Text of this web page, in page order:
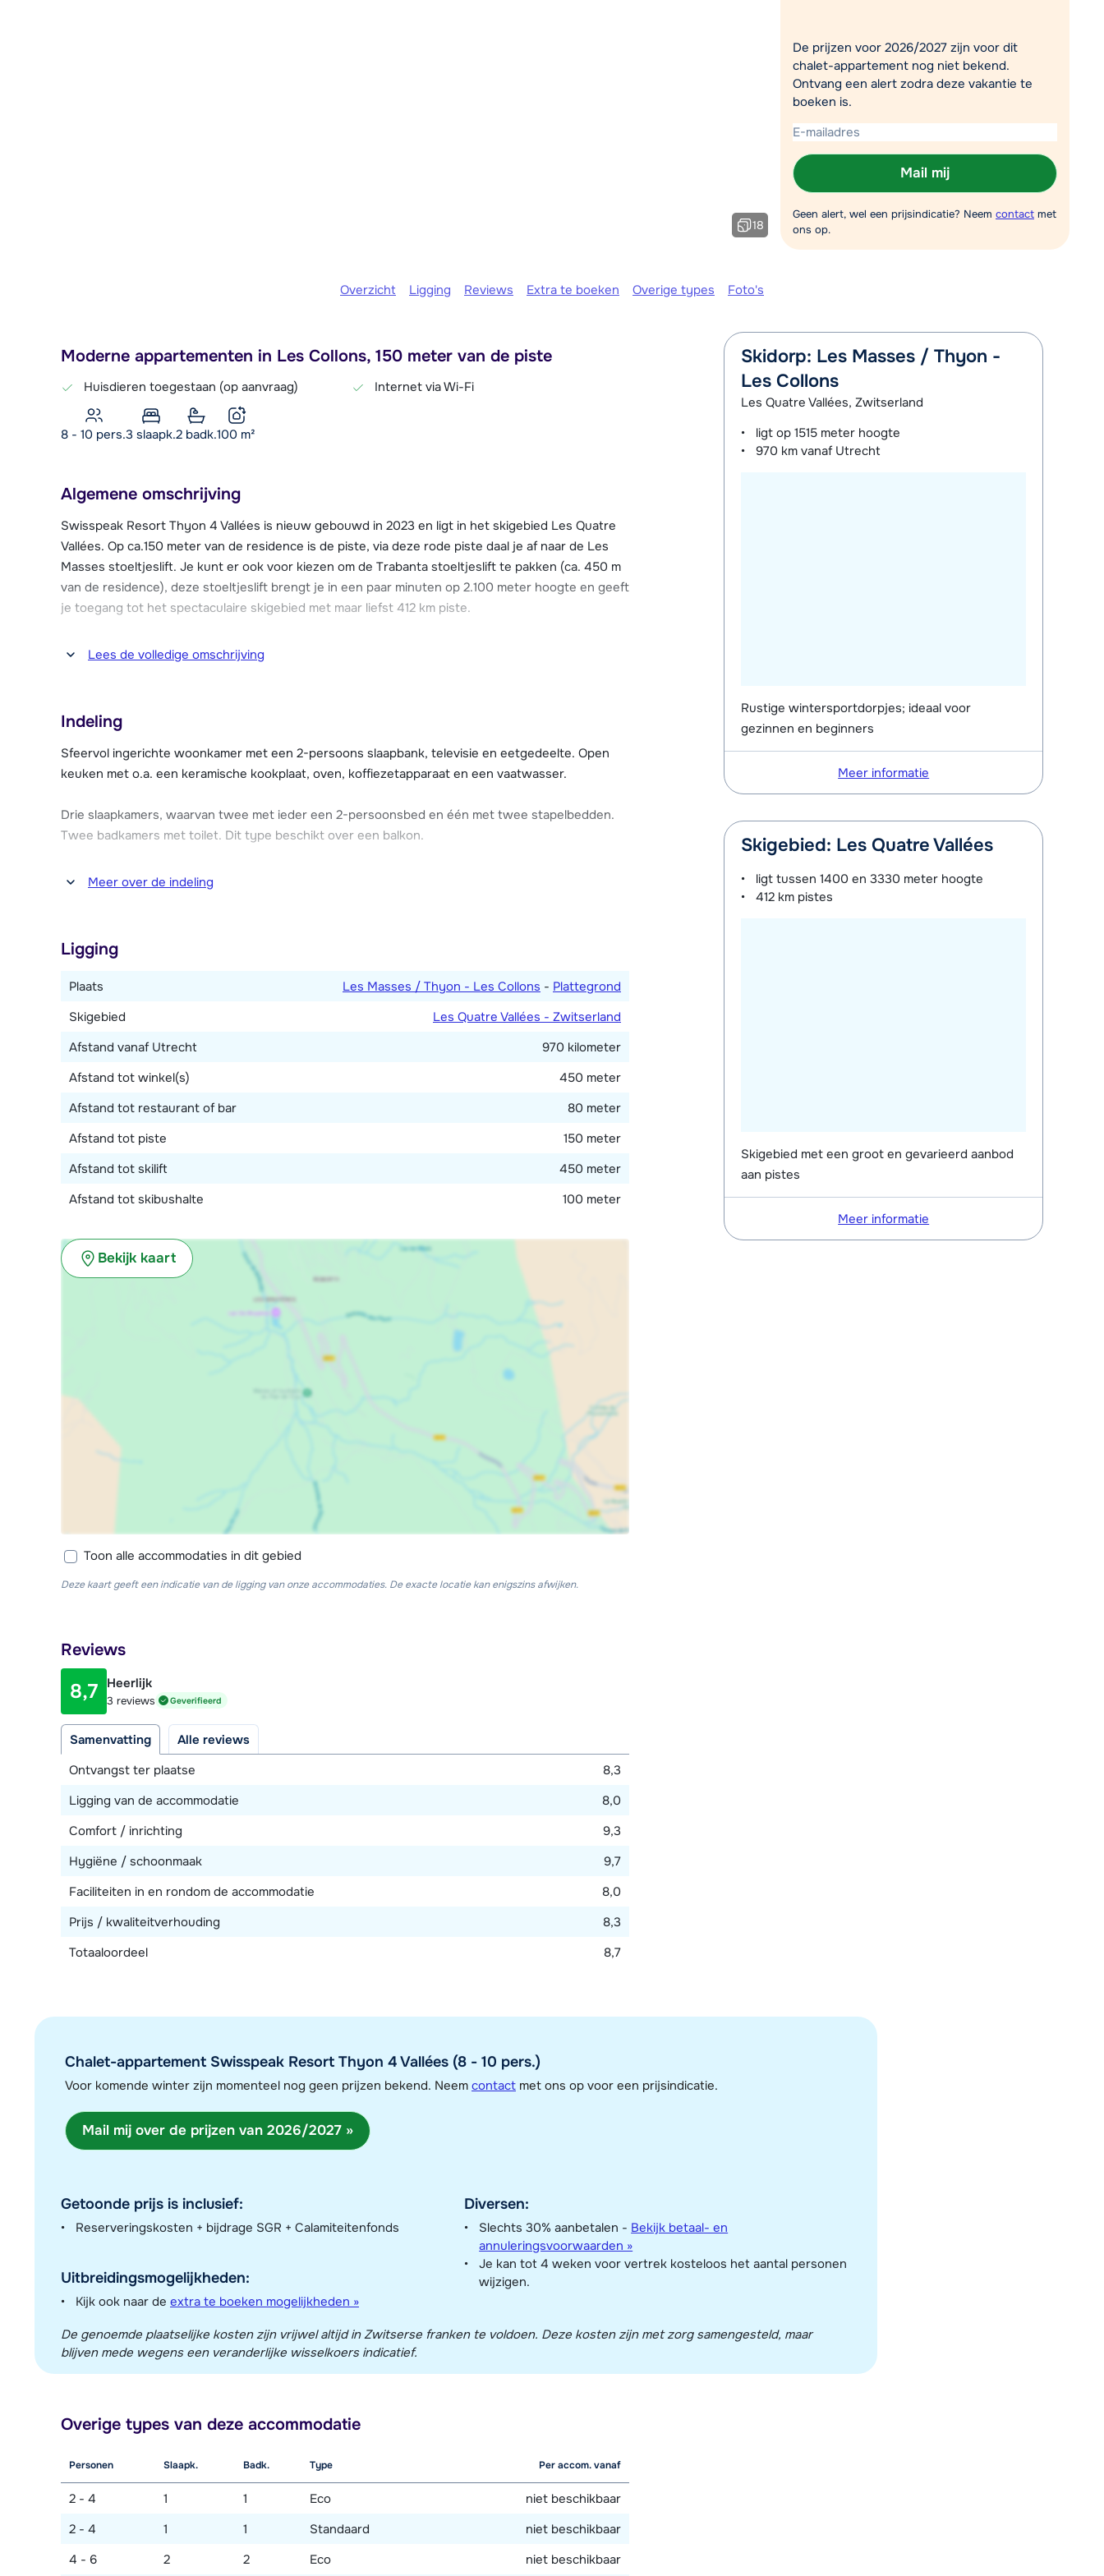
We zijn er vandaag om 09:00 uur.
Chat met wintersportspecialist
18
De prijzen voor 2026/2027 zijn voor dit
chalet-appartement nog niet bekend.
Ontvang een alert zodra deze vakantie te
boeken is.
Mail mij
Geen alert, wel een prijsindicatie? Neem contact met
ons op.
Overzicht Ligging Reviews Extra te boeken Overige types Foto's
Moderne appartementen in Les Collons, 150 meter van de piste
Huisdieren toegestaan (op aanvraag) Internet via Wi-Fi
8 - 10 pers.3 slaapk.2 badk.100 m²
Algemene omschrijving
Swisspeak Resort Thyon 4 Vallées is nieuw gebouwd in 2023 en ligt in het skigebied Les Quatre
Vallées. Op ca.150 meter van de residence is de piste, via deze rode piste daal je af naar de Les
Masses stoeltjeslift. Je kunt er ook voor kiezen om de Trabanta stoeltjeslift te pakken (ca. 450 m
van de residence), deze stoeltjeslift brengt je in een paar minuten op 2.100 meter hoogte en geeft
je toegang tot het spectaculaire skigebied met maar liefst 412 km piste.
In het centrum van Collons vind je o.a. een supermarkt, skischool, skiverhuur en een aantal
Swisspeak Resort Thyon 4 Vallées beschikt over een restaurant en een fitnessruimte. Er is ook
een speelruimte waar de kinderen kunnen spelen. Er is een lift aanwezig in het gebouw.
Lees de volledige omschrijving
Indeling
Sfeervol ingerichte woonkamer met een 2-persoons slaapbank, televisie en eetgedeelte. Open
keuken met o.a. een keramische kookplaat, oven, koffiezetapparaat en een vaatwasser.
Drie slaapkamers, waarvan twee met ieder een 2-persoonsbed en één met twee stapelbedden.
Twee badkamers met toilet. Dit type beschikt over een balkon.
Meer over de indeling
Ligging
Plaats Les Masses / Thyon - Les Collons - Plattegrond
Skigebied
Les Quatre Vallées - Zwitserland
Afstand vanaf Utrecht
970 kilometer
Afstand tot winkel(s)
450 meter
Afstand tot restaurant of bar
80 meter
Afstand tot piste
150 meter
Afstand tot skilift
450 meter
Afstand tot skibushalte
100 meter
Bekijk kaart
Toon alle accommodaties in dit gebied
Deze kaart geeft een indicatie van de ligging van onze accommodaties. De exacte locatie kan enigszins afwijken.
Reviews
8,7 Heerlijk
3 reviews Geverifieerd
Samenvatting
Alle reviews
Ontvangst ter plaatse
8,3
Ligging van de accommodatie
8,0
Comfort / inrichting
9,3
Hygiëne / schoonmaak
9,7
Faciliteiten in en rondom de accommodatie
8,0
Prijs / kwaliteitverhouding
8,3
Totaaloordeel
8,7
Chalet-appartement Swisspeak Resort Thyon 4 Vallées (8 - 10 pers.)
Voor komende winter zijn momenteel nog geen prijzen bekend. Neem contact met ons op voor een prijsindicatie.
Mail mij over de prijzen van 2026/2027 »
Getoonde prijs is inclusief:
Reserveringskosten + bijdrage SGR + Calamiteitenfonds
Uitbreidingsmogelijkheden:
Kijk ook naar de extra te boeken mogelijkheden »
Diversen:
Slechts 30% aanbetalen - Bekijk betaal- en
annuleringsvoorwaarden »
Je kan tot 4 weken voor vertrek kosteloos het aantal personen
wijzigen.
De genoemde plaatselijke kosten zijn vrijwel altijd in Zwitserse franken te voldoen. Deze kosten zijn met zorg samengesteld, maar
blijven mede wegens een veranderlijke wisselkoers indicatief.
Overige types van deze accommodatie
Personen Slaapk. Badk. Type Per accom. vanaf
2 - 4 1 1 Eco
niet beschikbaar
2 - 4
1 1 Standaard
niet beschikbaar
4 - 6
2 2 Eco niet beschikbaar
Skidorp: Les Masses / Thyon -
Les Collons
Les Quatre Vallées, Zwitserland
ligt op1515 meter hoogte
970 km vanaf Utrecht
Rustige wintersportdorpjes; ideaal voor
gezinnen en beginners
Meer informatie
Skigebied: Les Quatre Vallées
ligt tussen1400 en 3330 meter hoogte
412 km pistes
Skigebied met een groot en gevarieerd aanbod
aan pistes
Meer informatie